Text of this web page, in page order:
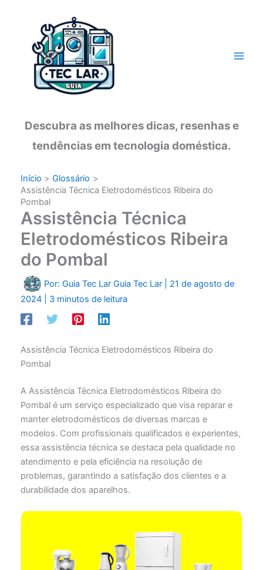
conteúdo
Descubra as melhores dicas, resenhas e
tendências em tecnologia doméstica.
Início
Glossário
Assistência Técnica Eletrodomésticos Ribeira do
Pombal
Assistência Técnica
Eletrodomésticos Ribeira
do Pombal
Por: Guia Tec Lar Guia Tec Lar
21 de agosto de
2024
3 minutos de leitura
Assistência Técnica Eletrodomésticos Ribeira do
Pombal
A Assistência Técnica Eletrodomésticos Ribeira do
Pombal é um serviço especializado que visa reparar e
manter eletrodomésticos de diversas marcas e
modelos. Com profissionais qualificados e experientes,
essa assistência técnica se destaca pela qualidade no
atendimento e pela eficiência na resolução de
problemas, garantindo a satisfação dos clientes e a
durabilidade dos aparelhos.